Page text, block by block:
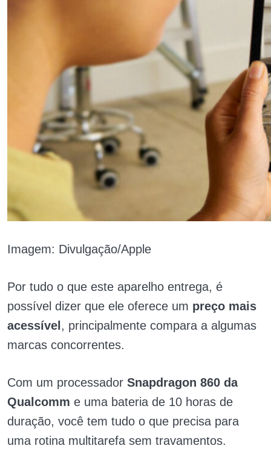
Imagem: Divulgação/Apple
Por tudo o que este aparelho entrega, é
possível dizer que ele oferece um preço mais
acessível , principalmente compara a algumas
marcas concorrentes.
Com um processador Snapdragon 860 da
Qualcomm e uma bateria de 10 horas de
duração, você tem tudo o que precisa para
uma rotina multitarefa sem travamentos.